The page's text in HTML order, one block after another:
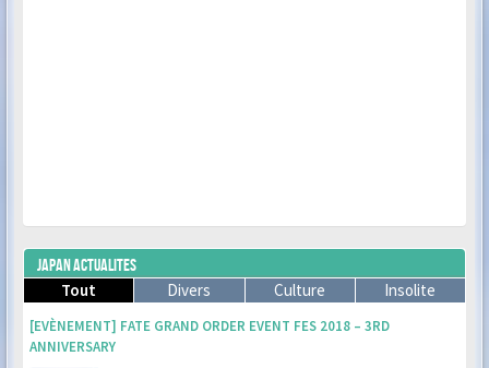
JAPAN ACTUALITES
Tout
Divers Culture Insolite
[EVÈNEMENT] FATE GRAND ORDER EVENT FES 2018 – 3RD
ANNIVERSARY